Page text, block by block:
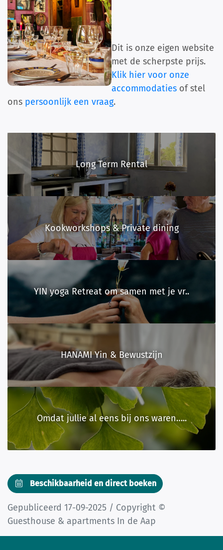
Dit is onze eigen website
met de scherpste prijs.
Klik hier voor onze
accommodaties of stel
ons persoonlijk een vraag.
HANAMI Yin & Bewustzijn
Long Term Rental
Kookworkshops & Private dining
YIN yoga Retreat om samen met je vr..
Omdat jullie al eens bij ons waren…..
Beschikbaarheid en direct boeken
Gepubliceerd 17-09-2025 / Copyright ©
Guesthouse & apartments In de Aap